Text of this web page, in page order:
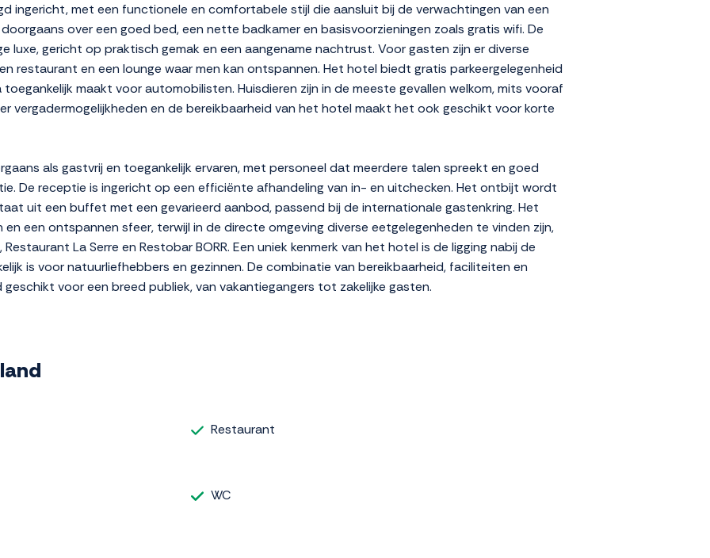
ingericht, met een functionele en comfortabele stijl die aansluit bij de verwachtingen van een
over een goed bed, een nette badkamer en basisvoorzieningen zoals gratis wifi. De
luxe, gericht op praktisch gemak en een aangename nachtrust. Voor gasten zijn er diverse
restaurant en een lounge waar men kan ontspannen. Het hotel biedt gratis parkeergelegenheid
maakt voor automobilisten. Huisdieren zijn in de meeste gevallen welkom, mits vooraf
vergadermogelijkheden en de bereikbaarheid van het hotel maakt het ook geschikt voor korte
als gastvrij en toegankelijk ervaren, met personeel dat meerdere talen spreekt en goed
De receptie is ingericht op een efficiënte afhandeling van in- en uitchecken. Het ontbijt wordt
uit een buffet met een gevarieerd aanbod, passend bij de internationale gastenkring. Het
een ontspannen sfeer, terwijl in de directe omgeving diverse eetgelegenheden te vinden zijn,
La Serre en Restobar BORR. Een uniek kenmerk van het hotel is de ligging nabij de
is voor natuurliefhebbers en gezinnen. De combinatie van bereikbaarheid, faciliteiten en
voor een breed publiek, van vakantiegangers tot zakelijke gasten.
Restaurant
WC